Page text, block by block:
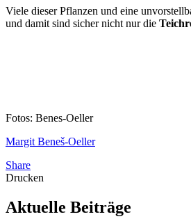
Viele dieser Pflanzen und eine
und damit sind sicher nicht nur die
Fotos: Benes-Oeller
Margit Beneš-Oeller
Share
Drucken
Aktuelle Beiträge